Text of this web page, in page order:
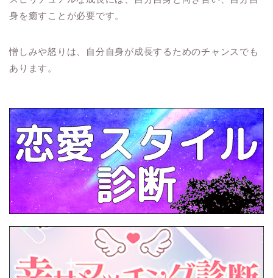
身を癒すことが必要です。
憎しみや怒りは、自分自身が成長するためのチャンスでも
あります。